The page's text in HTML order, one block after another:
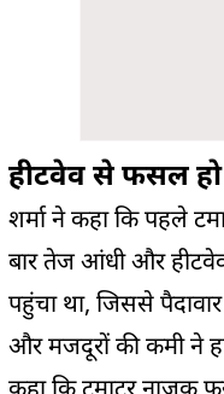
हीटवेव से फसल
शर्मा ने कहा कि पहले
बार तेज आंधी और
पहुंचा था, जिससे
और मजदूरों की कमी ने
कहा कि टमाटर नाजुक